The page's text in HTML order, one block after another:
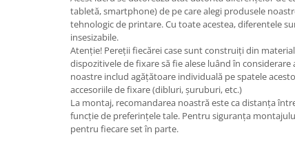
Tricouri cadou 60 ani
Tricouri motociclisti
Tricouri motociclisti
Tricouri enduro
Tricouri offroad
Tricouri biciclisti
Tricouri biciclisti
Tricouri biciclisti MTB
tabletă, smartphone) de pe care alegi produsele
tehnologic de printare. Cu toate acestea, diferentele
insesizabile.
Atenție! Pereții fiecărei case sunt construiți din
dispozitivele de fixare să fie alese luând în
noastre includ agățătoare individuală pe spatele
accesoriile de fixare (dibluri, șuruburi, etc.)
La montaj, recomandarea noastră este ca distanța
funcție de preferințele tale. Pentru siguranța
pentru fiecare set în parte.